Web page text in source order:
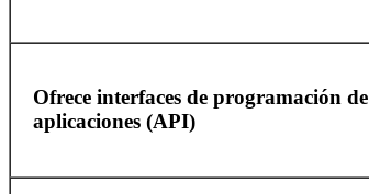
Ofrece interfaces de programación de
aplicaciones (API)